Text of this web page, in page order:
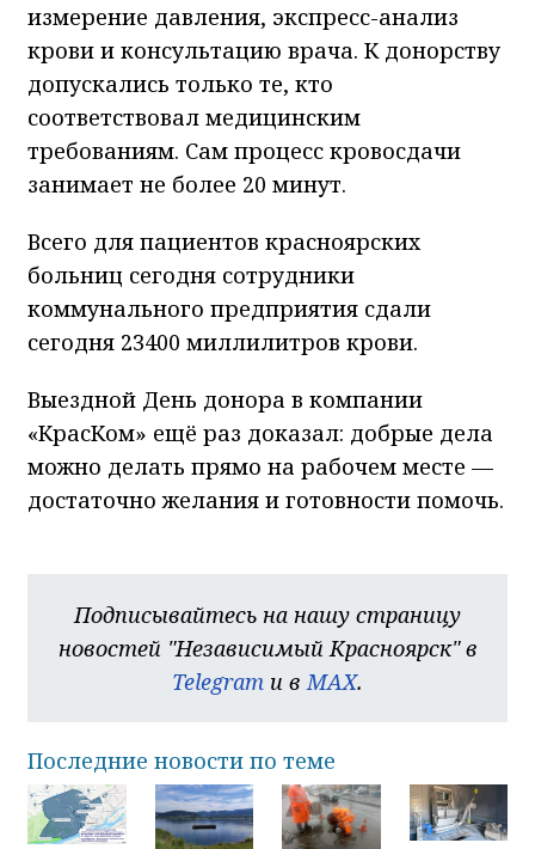
измерение давления, экспресс-анализ
крови и консультацию врача. К донорству
допускались только те, кто
соответствовал медицинским
требованиям. Сам процесс кровосдачи
занимает не более 20 минут.
Всего для пациентов красноярских
больниц сегодня сотрудники
коммунального предприятия сдали
сегодня 23400 миллилитров крови.
Выездной День донора в компании
«КрасКом» ещё раз доказал: добрые дела
можно делать прямо на рабочем месте —
достаточно желания и готовности помочь.
Подписывайтесь на нашу страницу
новостей "Независимый Красноярск" в
Telegram и вMAX.
Последние новости по теме